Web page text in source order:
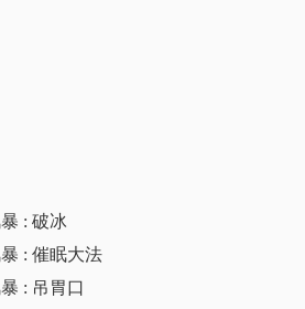
: 破冰
: 催眠大法
: 吊胃口